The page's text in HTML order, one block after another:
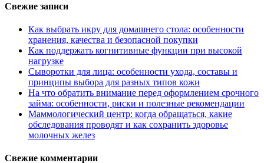
Свежие записи
Как выбрать икру для домашнего стола: особенности
хранения, качества и безопасной покупки
Как поддержать когнитивные функции при высокой
нагрузке
Сыворотки для лица: особенности ухода, составы и
принципы выбора для разных типов кожи
На что обратить внимание перед оформлением срочного
займа: особенности, риски и полезные рекомендации
Маммологический центр: когда обращаться, какие
обследования проводят и как сохранить здоровье
молочных желез
Свежие комментарии